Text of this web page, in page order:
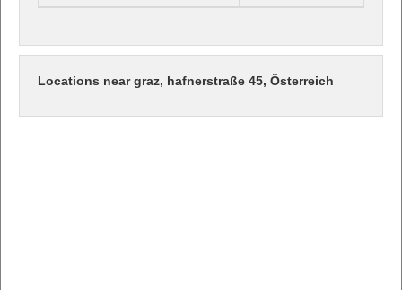
Locations near graz, hafnerstraße 45, Österreich